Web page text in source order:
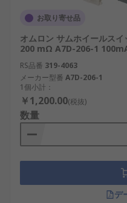
お取り寄せ品
オムロン サムホイールス
200 mΩ A7D-206-1
RS品番 319-4063
メーカー型番 A7D-206-1
1個小計：
￥1,200.00(税抜)
数量
デ